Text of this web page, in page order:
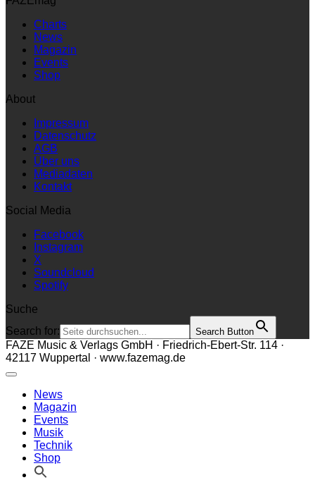
Charts
News
Magazin
Events
Shop
About
Impressum
Datenschutz
AGB
Über uns
Mediadaten
Kontakt
Social Media
Facebook
Instagram
X
Soundcloud
Spotify
Suche
Search for:
Search Button
FAZE Music & Verlags GmbH · Friedrich-Ebert-Str. 114 ·
42117 Wuppertal · www.fazemag.de
News
Magazin
Events
Musik
Technik
Shop